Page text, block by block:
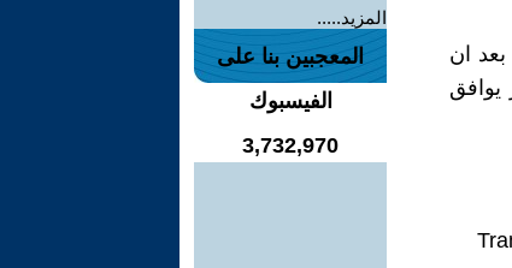
ان
يوافق
المزيد.....
المعجبين بنا على
الفيسبوك
3,732,970